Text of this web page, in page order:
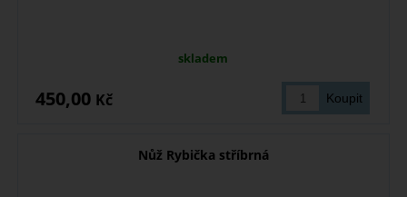
skladem
450,00 Kč
Nůž Rybička stříbrná